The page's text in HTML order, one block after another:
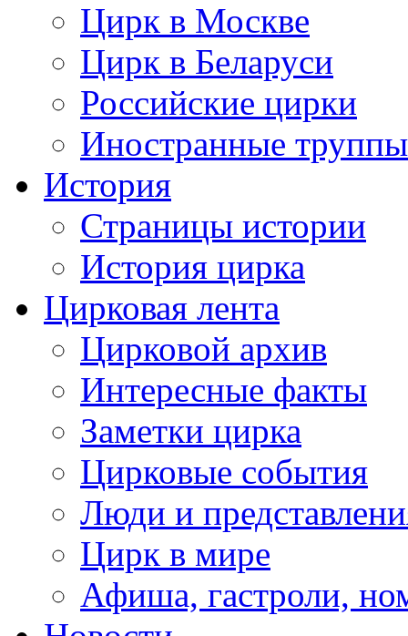
Цирк в Москве
Цирк в Беларуси
Российские цирки
Иностранные труппы
История
Страницы истории
История цирка
Цирковая лента
Цирковой архив
Интересные факты
Заметки цирка
Цирковые события
Люди и
Цирк в мире
Афиша, гастроли,